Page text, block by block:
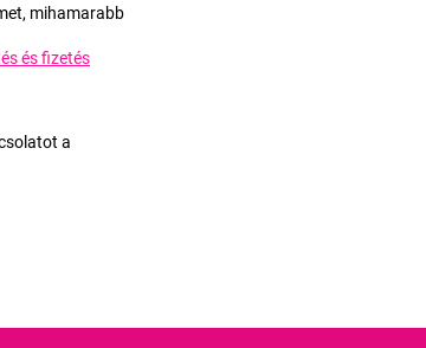
mihamarabb
és fizetés
a